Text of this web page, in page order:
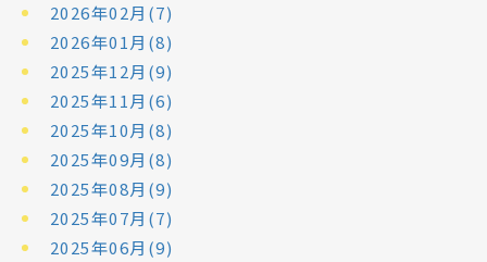
2026年02月(7)
2026年01月(8)
2025年12月(9)
2025年11月(6)
2025年10月(8)
2025年09月(8)
2025年08月(9)
2025年07月(7)
2025年06月(9)